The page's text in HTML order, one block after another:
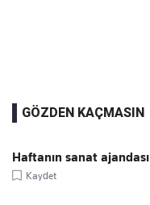
GÖZDEN KAÇMASIN
Haftanın sanat ajandası
Kaydet